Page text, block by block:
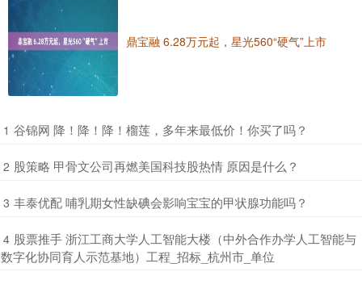
鼎宝融 6.28万元起，星光560“硬气”上市
1 ​谷锦网 降！降！降！榴莲，多年来最低价！你买了吗？
2 ​股策略 甲骨文公司再燃美国科技股热情 原因是什么？
3 ​丰泰优配 哺乳期女性缺碘会影响宝宝的甲状腺功能吗？
4 ​股票推手 浙江工商大学人工智能大楼（中外合作办学人工智能与
数字化协同育人示范基地）工程_招标_杭州市_单位